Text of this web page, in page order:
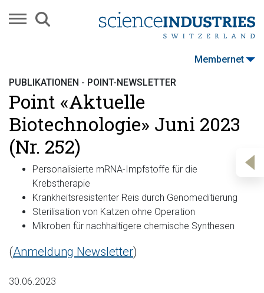
Membernet
PUBLIKATIONEN - POINT-NEWSLETTER
Point «Aktuelle
Biotechnologie» Juni 2023
(Nr. 252)
Personalisierte mRNA-Impfstoffe für die
Krebstherapie
Krankheitsresistenter Reis durch Genomeditierung
Sterilisation von Katzen ohne Operation
Mikroben für nachhaltigere chemische Synthesen
(Anmeldung Newsletter)
30.06.2023